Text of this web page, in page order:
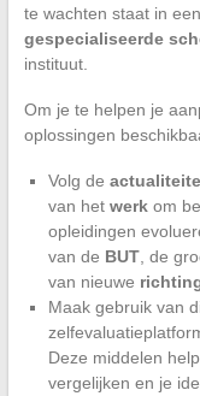
te wachten staat in een
gespecialiseerde
instituut.
Om je te helpen je
oplossingen
Volg de
van het werkom
opleidingen
van de BUT, de
van nieuwe
Maak gebruik van
Deze middelen
vergelijken en je